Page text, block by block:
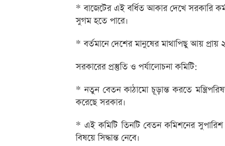
* বাজেটের এই বর্ধিত আকার দেখে সরকারি
সুগম হতে পারে।
* বর্তমানে দেশের মানুষের মাথাপিছু আয়
সরকারের প্রস্তুতি ও পর্যালোচনা কমিটি:
* নতুন বেতন কাঠামো চূড়ান্ত করতে
করেছে সরকার।
* এই কমিটি তিনটি বেতন কমিশনের সুপারিশ
বিষয়ে সিদ্ধান্ত নেবে।